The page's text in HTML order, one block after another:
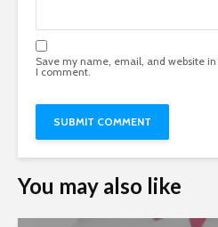
Save my name, email, and website
I comment.
You may also like